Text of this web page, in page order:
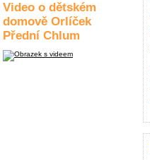
Video o dětském
domově Orlíček
Přední Chlum